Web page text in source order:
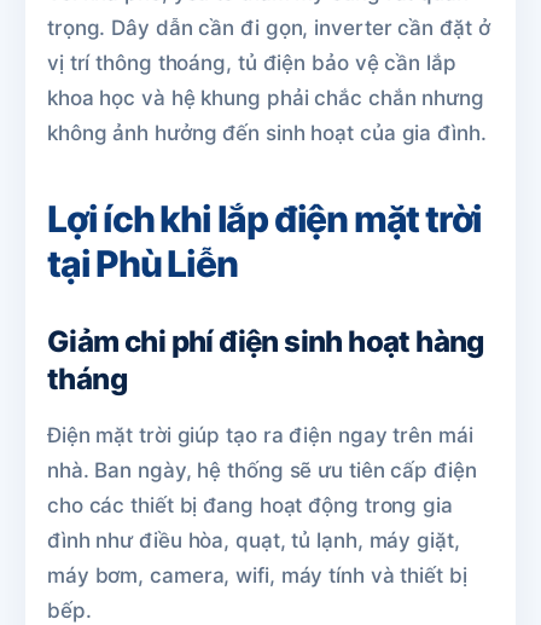
trọng. Dây dẫn cần đi gọn, inverter cần đặt ở
vị trí thông thoáng, tủ điện bảo vệ cần lắp
khoa học và hệ khung phải chắc chắn nhưng
không ảnh hưởng đến sinh hoạt của gia đình.
Lợi ích khi lắp điện mặt trời
tại Phù Liễn
Giảm chi phí điện sinh hoạt hàng
tháng
Điện mặt trời giúp tạo ra điện ngay trên mái
nhà. Ban ngày, hệ thống sẽ ưu tiên cấp điện
cho các thiết bị đang hoạt động trong gia
đình như điều hòa, quạt, tủ lạnh, máy giặt,
máy bơm, camera, wifi, máy tính và thiết bị
bếp.